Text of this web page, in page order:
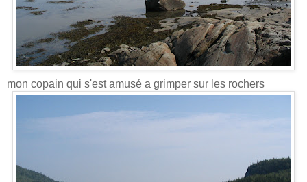
mon copain qui s'est amusé a grimper sur les rochers